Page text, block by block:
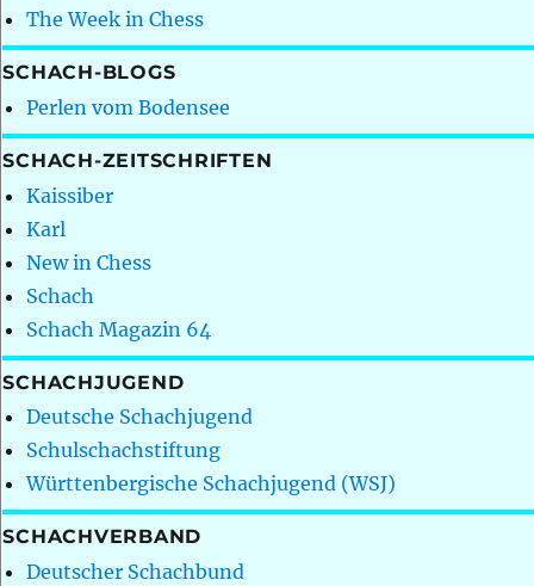
The Week in Chess
SCHACH-BLOGS
Perlen vom Bodensee
SCHACH-ZEITSCHRIFTEN
Kaissiber
Karl
New in Chess
Schach
Schach Magazin 64
SCHACHJUGEND
Deutsche Schachjugend
Schulschachstiftung
Württenbergische Schachjugend (WSJ)
SCHACHVERBAND
Deutscher Schachbund